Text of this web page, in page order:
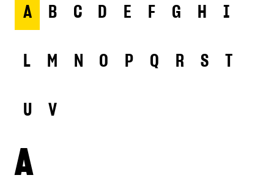
A B C D E F G H I
L M N O P Q R S T
U V
A